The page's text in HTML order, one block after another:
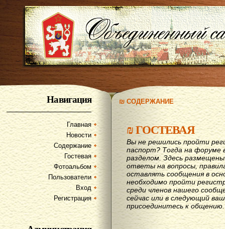
Навигация
Главная
Новости
Содержание
Гостевая
Фотоальбом
Пользователи
Вход
Регистрация
₪ СОДЕРЖАНИЕ
₪ГОСТЕВАЯ
Вы не решились пройти
паспорт? Тогда на форуме
разделом. Здесь
ответы на вопросы,
оставлять сообщения в
необходимо пройти
среди членов нашего
сейчас или в следующий
присоединитесь к общению.